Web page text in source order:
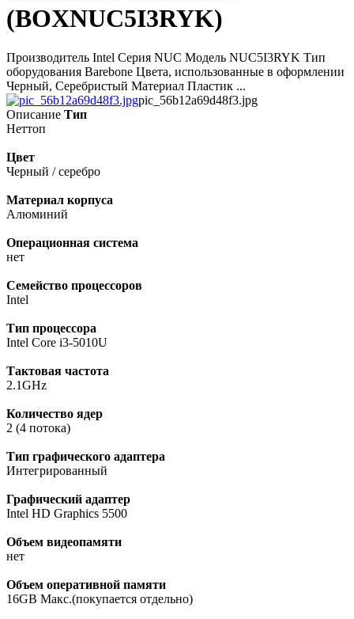
(BOXNUC5I3RYK)
Производитель Intel Серия NUC Модель NUC5I3RYK Тип
оборудования Barebone Цвета, использованные в оформлении
Черный, Серебристый Материал Пластик ...
pic_56b12a69d48f3.jpg
Описание Тип
Неттоп
Цвет
Черный / серебро
Материал корпуса
Алюминий
Операционная система
нет
Семейство процессоров
Intel
Тип процессора
Intel Core i3-5010U
Тактовая частота
2.1GHz
Количество ядер
2 (4 потока)
Тип графического адаптера
Интегрированный
Графический адаптер
Intel HD Graphics 5500
Объем видеопамяти
нет
Объем оперативной памяти
16GB Макс.(покупается отдельно)